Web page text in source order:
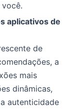
aplicativos de
de
a
mais
dinâmicas,
autenticidade